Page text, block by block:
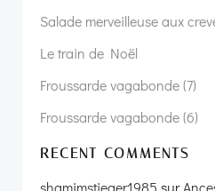
Salade merveilleuse aux
Le train de Noël
Froussarde vagabonde (7)
Froussarde vagabonde (6)
RECENT COMMENTS
shamimstieger1985 sur